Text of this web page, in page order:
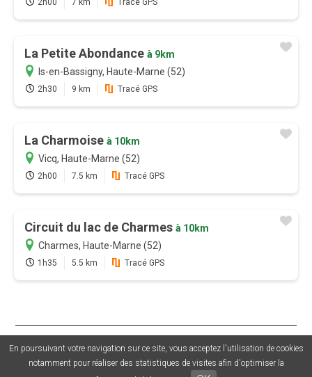
2h00 7 km Tracé GPS
La Petite Abondance à 9km
Is-en-Bassigny, Haute-Marne (52)
2h30 9 km Tracé GPS
La Charmoise à 10km
Vicq, Haute-Marne (52)
2h00 7.5 km Tracé GPS
Circuit du lac de Charmes à 10km
Charmes, Haute-Marne (52)
1h35 5.5 km Tracé GPS
© 2026 Sentiers en France - Tous droits réservés - Photos non
contractuelles -Mentions légales-CGU- CGV-
Grouplive - Création
de plateforme sur-mesure - Agence web Morbihan
En poursuivant votre navigation sur ce site, vous acceptez l'utilisation de cookies
notamment pour réaliser des statistiques de visites afin d'optimiser la